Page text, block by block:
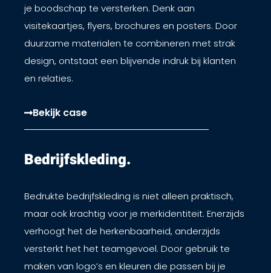
je boodschap te versterken. Denk aan
visitekaartjes, flyers, brochures en posters. Door
duurzame materialen te combineren met strak
design, ontstaat een blijvende indruk bij klanten
en relaties.
Bekijk case
Bedrijfskleding.​
Bedrukte bedrijfskleding is niet alleen praktisch,
maar ook krachtig voor je merkidentiteit. Enerzijds
verhoogt het de herkenbaarheid, anderzijds
versterkt het het teamgevoel. Door gebruik te
maken van logo’s en kleuren die passen bij je